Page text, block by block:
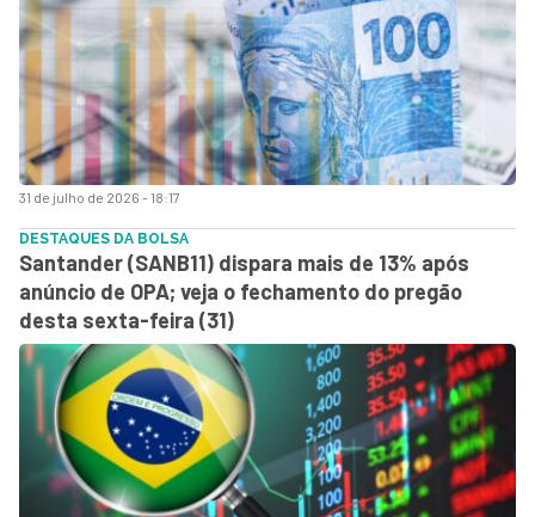
31 de julho de 2026 - 18:17
DESTAQUES DA BOLSA
Santander (SANB11) dispara mais de 13% após
anúncio de OPA; veja o fechamento do pregão
desta sexta-feira (31)